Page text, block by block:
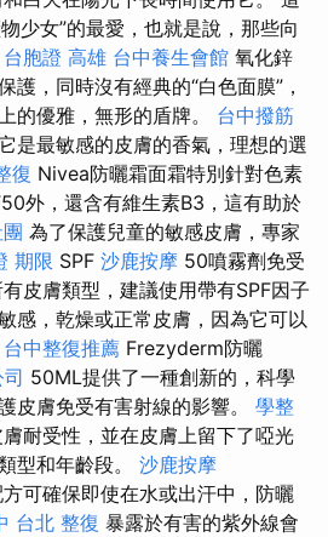
少女”的最愛，也就是說，那些向
台胞證 高雄 台中養生會館 氧化鋅
護，同時沒有經典的“白色面膜”，
的優雅，無形的盾牌。 台中撥筋
是最敏感的皮膚的香氣，理想的選
復 Nivea防曬霜面霜特別針對色素
外，還含有維生素B3，這有助於
為了保護兒童的敏感皮膚，專家
期限 SPF 沙鹿按摩 50噴霧劑免受
皮膚類型，建議使用帶有SPF因子
感，乾燥或正常皮膚，因為它可以
台中整復推薦 Frezyderm防曬
50ML提供了一種創新的，科學
皮膚免受有害射線的影響。 學整
耐受性，並在皮膚上留下了啞光
型和年齡段。 沙鹿按摩
可確保即使在水或出汗中，防曬
台北 整復 暴露於有害的紫外線會